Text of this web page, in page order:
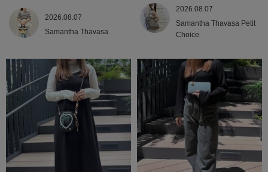
2026.08.07
Samantha Thavasa
2026.08.07
Samantha Thavasa Petit
Choice